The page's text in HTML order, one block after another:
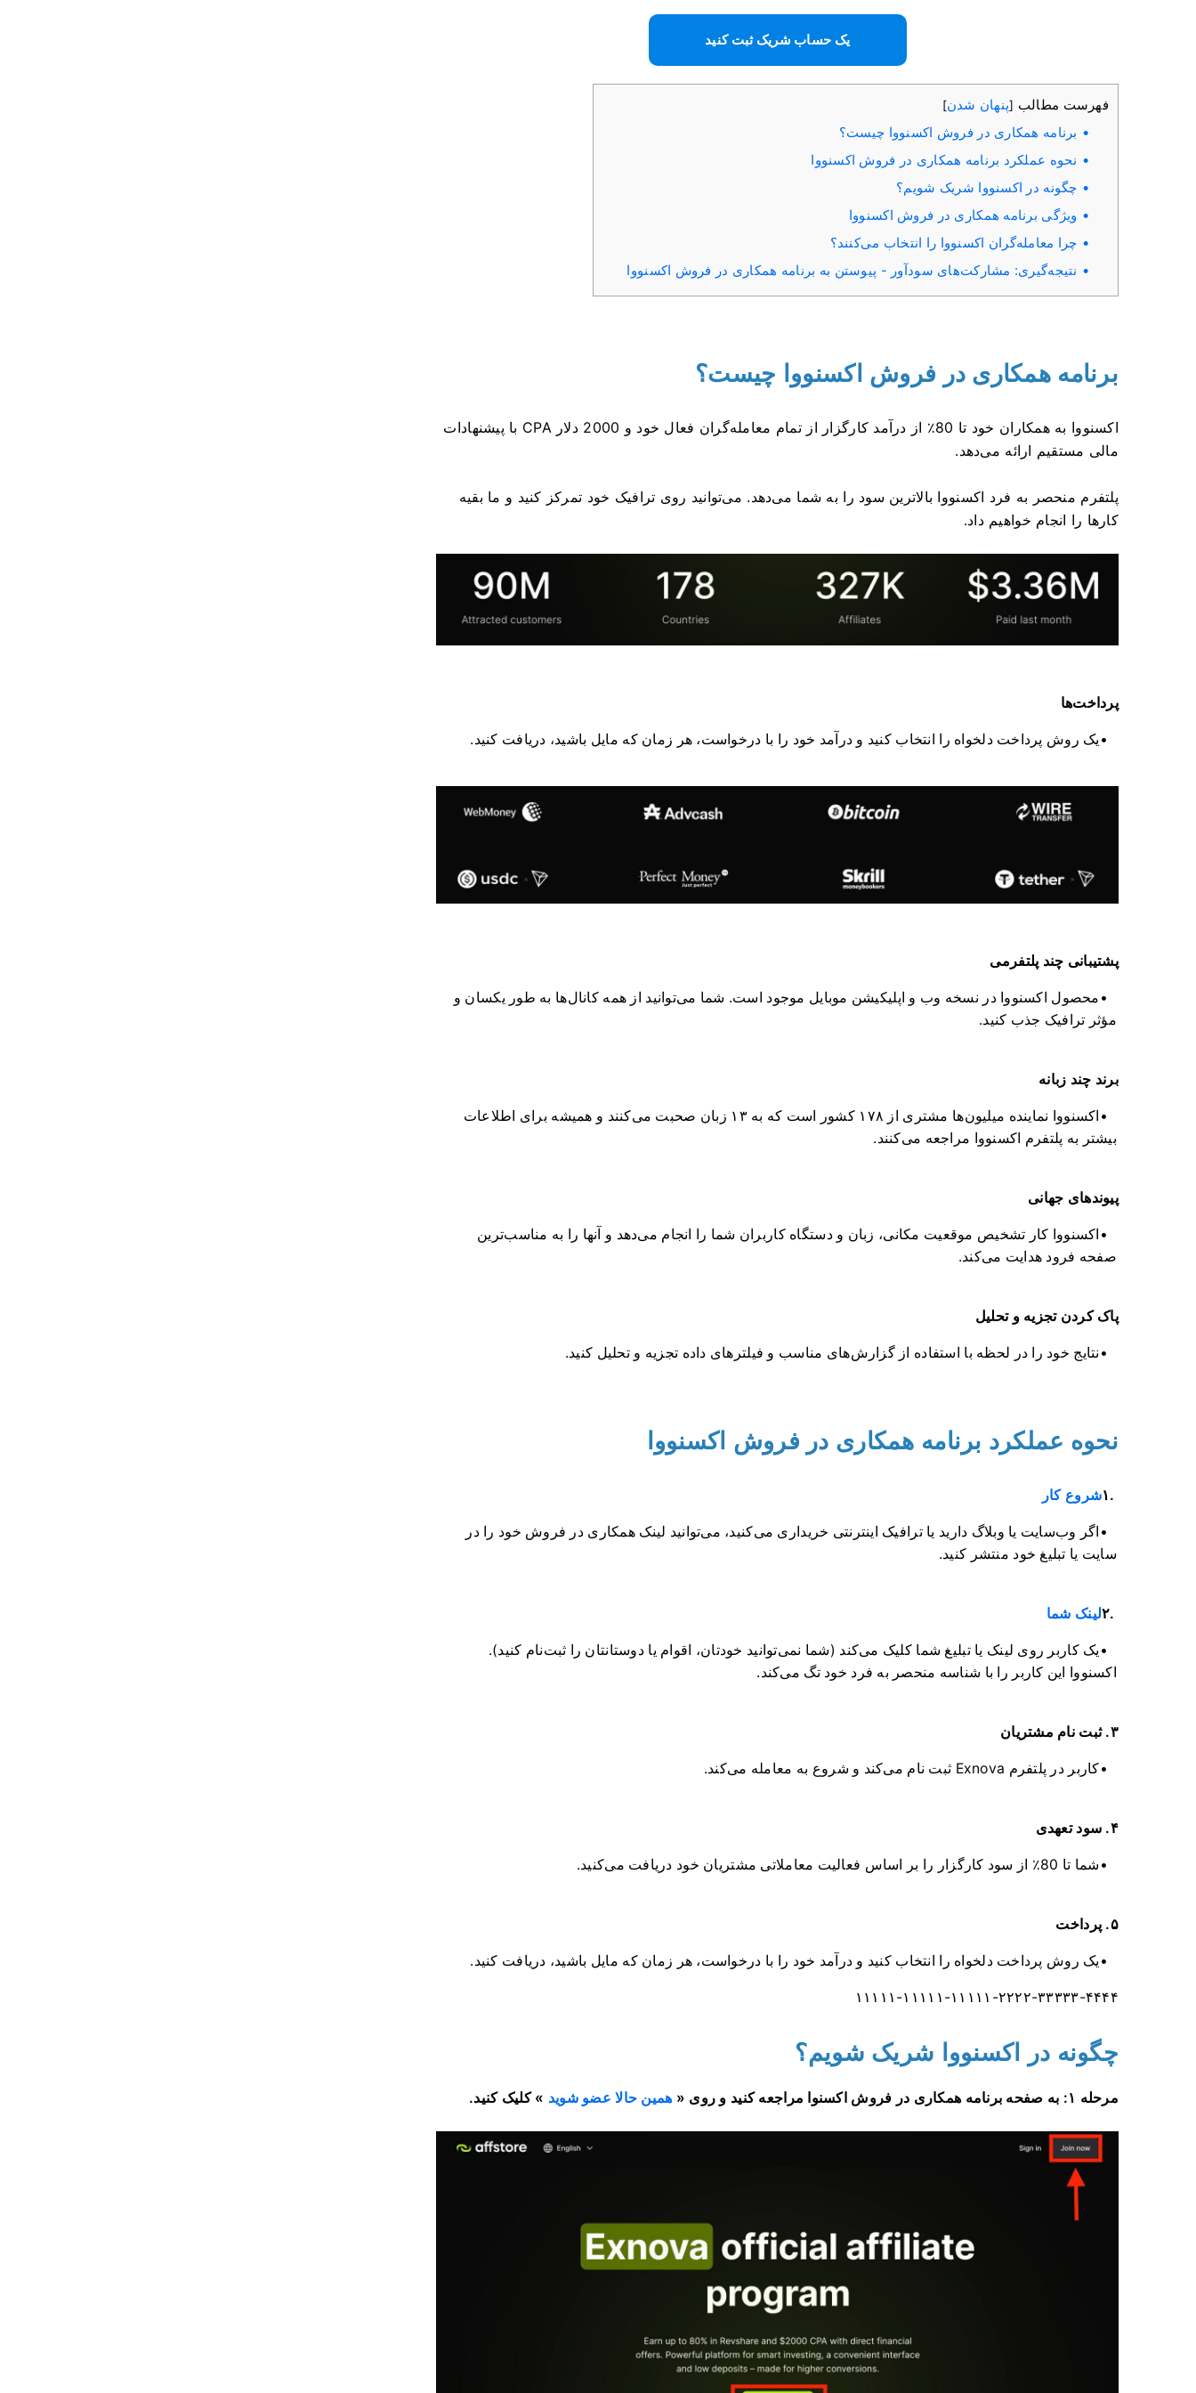
یک حساب شریک ثبت کنید
فهرست مطالب [پنهان شدن]
برنامه همکاری در فروش اکسنووا چیست؟
نحوه عملکرد برنامه همکاری در فروش اکسنووا
چگونه در اکسنووا شریک شویم؟
ویژگی برنامه همکاری در فروش اکسنووا
چرا معامله‌گران اکسنووا را انتخاب می‌کنند؟
نتیجه‌گیری: مشارکت‌های سودآور - پیوستن به برنامه همکاری در فروش اکسنووا
برنامه همکاری در فروش اکسنووا چیست؟
اکسنووا به همکاران خود تا 80٪ از درآمد کارگزار از تمام معامله‌گران فعال خود و 2000 دلار CPA با پیشنهادات
مالی مستقیم ارائه می‌دهد.
پلتفرم منحصر به فرد اکسنووا بالاترین سود را به شما می‌دهد. می‌توانید روی ترافیک خود تمرکز کنید و ما بقیه
کارها را انجام خواهیم داد.
پرداخت‌ها
یک روش پرداخت دلخواه را انتخاب کنید و درآمد خود را با درخواست، هر زمان که مایل باشید، دریافت کنید.
پشتیبانی چند پلتفرمی
محصول اکسنووا در نسخه وب و اپلیکیشن موبایل موجود است. شما می‌توانید از همه کانال‌ها به طور یکسان و
مؤثر ترافیک جذب کنید.
برند چند زبانه
اکسنووا نماینده میلیون‌ها مشتری از ۱۷۸ کشور است که به ۱۳ زبان صحبت می‌کنند و همیشه برای اطلاعات
بیشتر به پلتفرم اکسنووا مراجعه می‌کنند.
پیوندهای جهانی
اکسنووا کار تشخیص موقعیت مکانی، زبان و دستگاه کاربران شما را انجام می‌دهد و آنها را به مناسب‌ترین
صفحه فرود هدایت می‌کند.
پاک کردن تجزیه و تحلیل
نتایج خود را در لحظه با استفاده از گزارش‌های مناسب و فیلترهای داده تجزیه و تحلیل کنید.
نحوه عملکرد برنامه همکاری در فروش اکسنووا
۱.شروع کار
اگر وب‌سایت یا وبلاگ دارید یا ترافیک اینترنتی خریداری می‌کنید، می‌توانید لینک همکاری در فروش خود را در
سایت یا تبلیغ خود منتشر کنید.
۲.لینک شما
یک کاربر روی لینک یا تبلیغ شما کلیک می‌کند (شما نمی‌توانید خودتان، اقوام یا دوستانتان را ثبت‌نام کنید).
اکسنووا این کاربر را با شناسه منحصر به فرد خود تگ می‌کند.
۳. ثبت نام مشتریان
کاربر در پلتفرم Exnova ثبت نام می‌کند و شروع به معامله می‌کند.
۴. سود تعهدی
شما تا 80٪ از سود کارگزار را بر اساس فعالیت معاملاتی مشتریان خود دریافت می‌کنید.
۵. پرداخت
یک روش پرداخت دلخواه را انتخاب کنید و درآمد خود را با درخواست، هر زمان که مایل باشید، دریافت کنید.
۱۱۱۱۱-۱۱۱۱۱-۱۱۱۱۱-۲۲۲۲-۳۳۳۳۳-۴۴۴۴
چگونه در اکسنووا شریک شویم؟
مرحله ۱: به صفحه برنامه همکاری در فروش اکسنوا مراجعه کنید و روی « همین حالا عضو شوید » کلیک کنید.